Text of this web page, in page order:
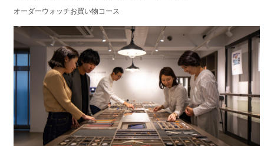
オーダーウォッチお買い物コース